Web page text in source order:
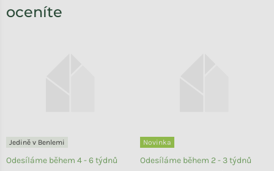
oceníte
Jedině v Benlemi
Odesíláme během 4 - 6 týdnů
Novinka
Odesíláme během 2 - 3 týdnů